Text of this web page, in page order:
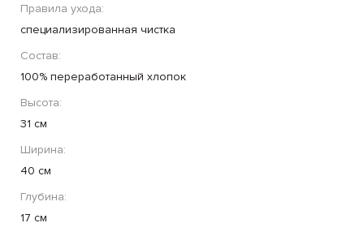
Правила ухода:
специализированная чистка
Состав:
100% переработанный хлопок
Высота:
31 cм
Ширина:
40 cм
Глубина:
17 cм